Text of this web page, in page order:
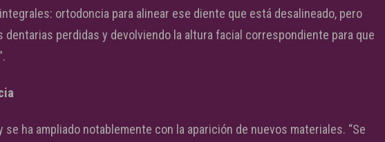
ortodoncia para alinear ese diente que está desalineado, pero
dentarias perdidas y devolviendo la altura facial correspondiente para que
ha ampliado notablemente con la aparición de nuevos materiales. “Se